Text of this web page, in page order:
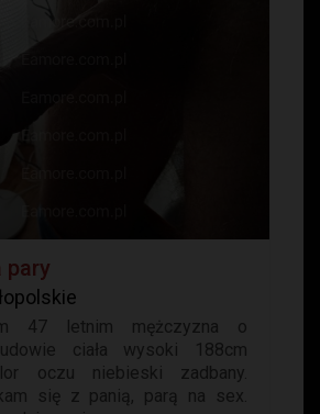
pary
47 letnim mężczyzna o
ciała wysoki 188cm
oczu niebieski zadbany.
się z panią, parą na sex.